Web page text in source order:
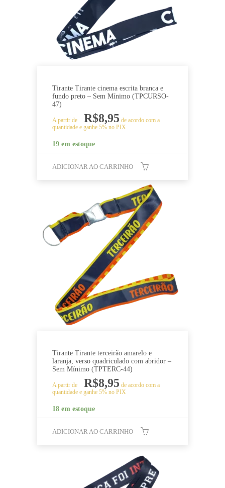
Tirante Tirante cinema escrita branca e
fundo preto – Sem Mínimo (TPCURSO-
47)
A partir de R$8,95 de acordo com a
quantidade e ganhe 5% no PIX
19 em estoque
ADICIONAR AO CARRINHO
Tirante Tirante terceirão amarelo e
laranja, verso quadriculado com abridor –
Sem Mínimo (TPTERC-44)
A partir de R$8,95 de acordo com a
quantidade e ganhe 5% no PIX
18 em estoque
ADICIONAR AO CARRINHO